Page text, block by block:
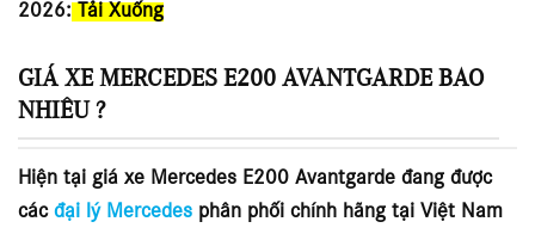
2026:
Tải Xuống
GIÁ XE MERCEDES E200 AVANTGARDE BAO
NHIÊU ?
Hiện tại giá xe Mercedes E200 Avantgarde đang được
các đại lý Mercedes phân phối chính hãng tại Việt Nam